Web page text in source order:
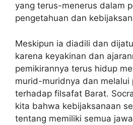
yang terus-menerus dalam
pengetahuan dan
Meskipun ia diadili dan
karena keyakinan dan
pemikirannya terus hidup
murid-muridnya dan melalui
terhadap filsafat Barat.
kita bahwa kebijaksanaan
tentang memiliki semua